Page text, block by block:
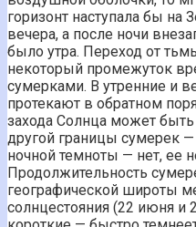
горизонт наступала бы
вечера, а после ночи
было утра. Переход от
некоторый промежуток
сумерками. В утренние и
протекают в обратном
захода Солнца может
другой границы сумерек
ночной темноты — нет, ее
Продолжительность
географической широты
солнцестояния (22 июня и